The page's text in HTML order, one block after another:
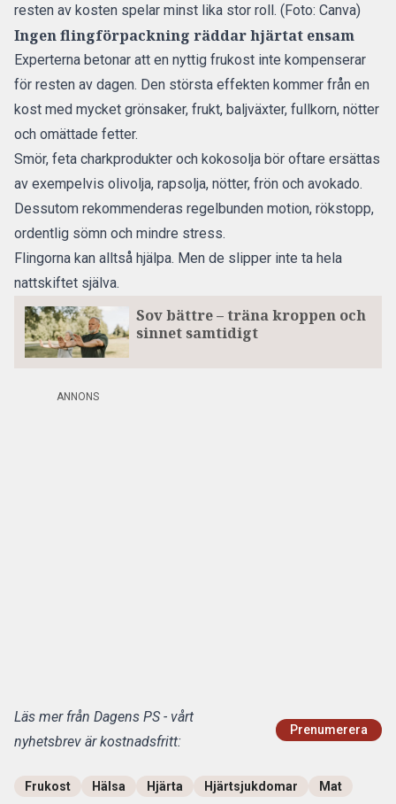
resten av kosten spelar minst lika stor roll. (Foto: Canva)
Ingen flingförpackning räddar hjärtat ensam
Experterna betonar att en nyttig frukost inte kompenserar
för resten av dagen. Den största effekten kommer från en
kost med mycket grönsaker, frukt, baljväxter, fullkorn, nötter
och omättade fetter.
Smör, feta charkprodukter och kokosolja bör oftare ersättas
av exempelvis olivolja, rapsolja, nötter, frön och avokado.
Dessutom rekommenderas regelbunden motion, rökstopp,
ordentlig sömn och mindre stress.
Flingorna kan alltså hjälpa. Men de slipper inte ta hela
nattskiftet själva.
Sov bättre – träna kroppen och
sinnet samtidigt
ANNONS
Läs mer från Dagens PS - vårt
nyhetsbrev är kostnadsfritt:
Prenumerera
Frukost Hälsa Hjärta Hjärtsjukdomar Mat